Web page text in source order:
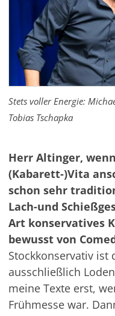
Stets voller Energie:
Tobias Tschapka
Herr Altinger,
(Kabarett-)Vita
schon sehr
Lach-und
Art konservatives
bewusst von
Stockkonservativ ist
ausschließlich
meine Texte erst,
Frühmesse war.